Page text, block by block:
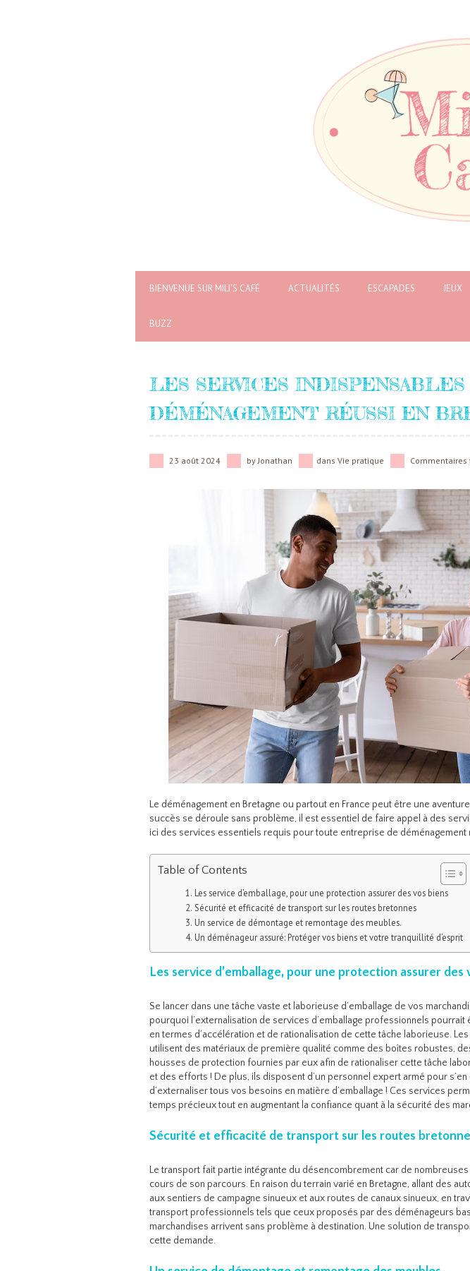
BIENVENUE SUR MILI’S CAFÉ ACTUALITÉS ESCAPADES JEUX
BUZZ
LES SERVICES INDISPENSABLES
DÉMÉNAGEMENT RÉUSSI EN
23 août 2024 byJonathan dans Vie pratique Commentaires
Le déménagement en Bretagne ou partout en France peut être une
succès se déroule sans problème, il est essentiel de faire appel à des
ici des services essentiels requis pour toute entreprise de déménagement
Table of Contents
Les service d’emballage, pour une protection assurer des vos biens
Sécurité et efficacité de transport sur les routes bretonnes
Un service de démontage et remontage des meubles.
Un déménageur assuré: Protéger vos biens et votre tranquillité d’esprit
Les service d’emballage, pour une protection assurer des
Se lancer dans une tâche vaste et laborieuse d’emballage de vos
pourquoi l’externalisation de services d’emballage professionnels
en termes d’accélération et de rationalisation de cette tâche laborieuse.
utilisent des matériaux de première qualité comme des boîtes robustes,
housses de protection fournies par eux afin de rationaliser cette tâche
et des efforts ! De plus, ils disposent d’un personnel expert armé pour
d’externaliser tous vos besoins en matière d’emballage ! Ces services
temps précieux tout en augmentant la confiance quant à la sécurité des
Sécurité et efficacité de transport sur les routes
Le transport fait partie intégrante du désencombrement car de
cours de son parcours. En raison du terrain varié en Bretagne, allant des
aux sentiers de campagne sinueux et aux routes de canaux sinueux, en
transport professionnels tels que ceux proposés par des déménageurs
marchandises arrivent sans problème à destination. Une solution de
cette demande.